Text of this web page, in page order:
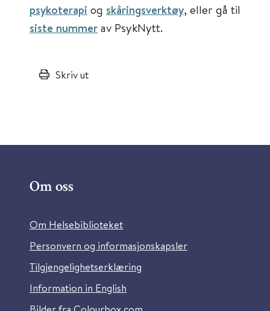
psykoterapi og skåringsverktøy, eller gå til
siste nummer av PsykNytt.
Skriv ut
Om oss
Om Helsebiblioteket
Personvern og informasjonskapsler
Tilgjengelighetserklæring
Information in English